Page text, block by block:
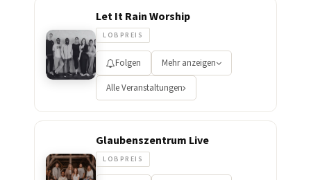
Let It Rain Worship
LOBPREIS
Folgen Mehr anzeigen
Alle Veranstaltungen
Glaubenszentrum Live
LOBPREIS